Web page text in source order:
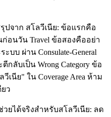
ปจาก สโลวีเนีย: ข้อแรกคือ
ก่อนวัน Travel ข้อสองคืออย่า
บบ ผ่าน Consulate-General
ตีกลับเป็น Wrong Category ข้อ
เนีย" ใน Coverage Area ห้าม
ว
ยได้จริงสำหรับสโลวีเนีย: ลด